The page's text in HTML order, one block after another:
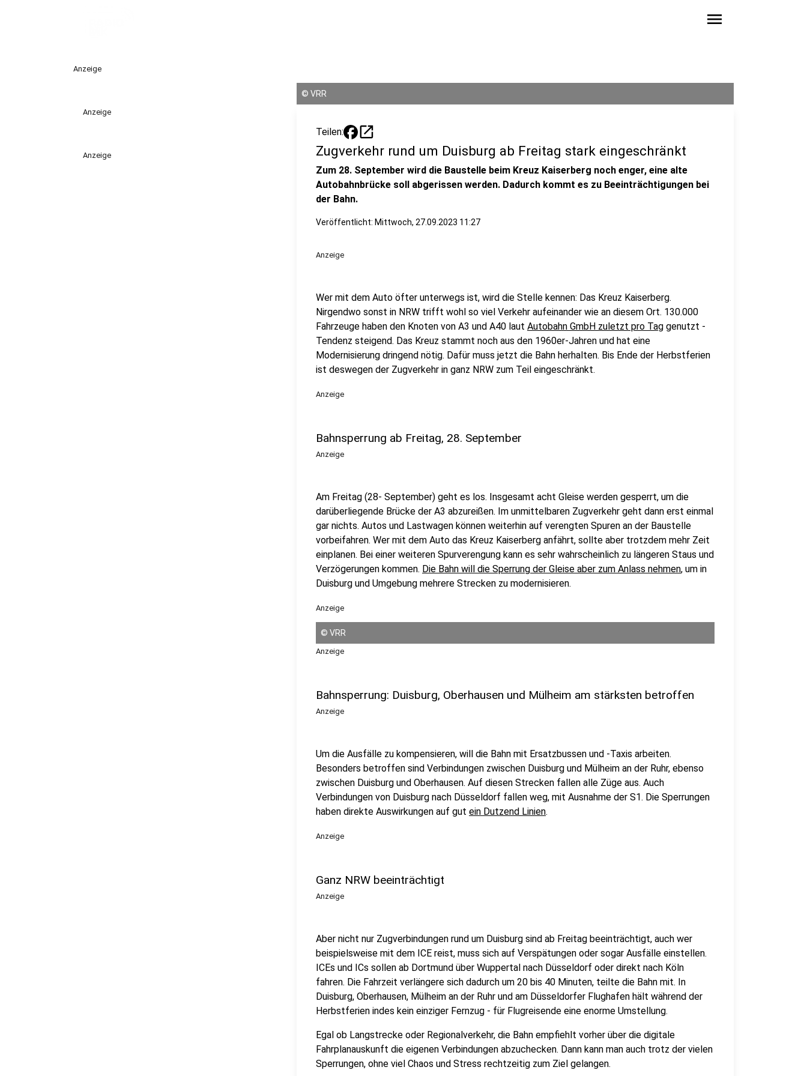
menu
Anzeige
Anzeige
Anzeige
© VRR
Teilen: open_in_new
Zugverkehr rund um Duisburg ab Freitag stark eingeschränkt
Zum 28. September wird die Baustelle beim Kreuz Kaiserberg noch enger, eine alte
Autobahnbrücke soll abgerissen werden. Dadurch kommt es zu Beeinträchtigungen bei
der Bahn.
Veröffentlicht: Mittwoch, 27.09.2023 11:27
Anzeige
Wer mit dem Auto öfter unterwegs ist, wird die Stelle kennen: Das Kreuz Kaiserberg.
Nirgendwo sonst in NRW trifft wohl so viel Verkehr aufeinander wie an diesem Ort. 130.000
Fahrzeuge haben den Knoten von A3 und A40 laut Autobahn GmbH zuletzt pro Tag genutzt -
Tendenz steigend. Das Kreuz stammt noch aus den 1960er-Jahren und hat eine
Modernisierung dringend nötig. Dafür muss jetzt die Bahn herhalten. Bis Ende der Herbstferien
ist deswegen der Zugverkehr in ganz NRW zum Teil eingeschränkt.
Anzeige
Bahnsperrung ab Freitag, 28. September
Anzeige
Am Freitag (28- September) geht es los. Insgesamt acht Gleise werden gesperrt, um die
darüberliegende Brücke der A3 abzureißen. Im unmittelbaren Zugverkehr geht dann erst einmal
gar nichts. Autos und Lastwagen können weiterhin auf verengten Spuren an der Baustelle
vorbeifahren. Wer mit dem Auto das Kreuz Kaiserberg anfährt, sollte aber trotzdem mehr Zeit
einplanen. Bei einer weiteren Spurverengung kann es sehr wahrscheinlich zu längeren Staus und
Verzögerungen kommen. Die Bahn will die Sperrung der Gleise aber zum Anlass nehmen, um in
Duisburg und Umgebung mehrere Strecken zu modernisieren.
Anzeige
© VRR
Anzeige
Bahnsperrung: Duisburg, Oberhausen und Mülheim am stärksten betroffen
Anzeige
Um die Ausfälle zu kompensieren, will die Bahn mit Ersatzbussen und -Taxis arbeiten.
Besonders betroffen sind Verbindungen zwischen Duisburg und Mülheim an der Ruhr, ebenso
zwischen Duisburg und Oberhausen. Auf diesen Strecken fallen alle Züge aus. Auch
Verbindungen von Duisburg nach Düsseldorf fallen weg, mit Ausnahme der S1. Die Sperrungen
haben direkte Auswirkungen auf gut ein Dutzend Linien.
Anzeige
Ganz NRW beeinträchtigt
Anzeige
Aber nicht nur Zugverbindungen rund um Duisburg sind ab Freitag beeinträchtigt, auch wer
beispielsweise mit dem ICE reist, muss sich auf Verspätungen oder sogar Ausfälle einstellen.
ICEs und ICs sollen ab Dortmund über Wuppertal nach Düsseldorf oder direkt nach Köln
fahren. Die Fahrzeit verlängere sich dadurch um 20 bis 40 Minuten, teilte die Bahn mit. In
Duisburg, Oberhausen, Mülheim an der Ruhr und am Düsseldorfer Flughafen hält während der
Herbstferien indes kein einziger Fernzug - für Flugreisende eine enorme Umstellung.
Egal ob Langstrecke oder Regionalverkehr, die Bahn empfiehlt vorher über die digitale
Fahrplanauskunft die eigenen Verbindungen abzuchecken. Dann kann man auch trotz der vielen
Sperrungen, ohne viel Chaos und Stress rechtzeitig zum Ziel gelangen.